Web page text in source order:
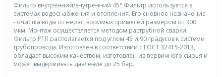
Фильтр внутренний/внутренний 45° Фильтр используется в
системах водоснабжения и отопления. Его сновное назначение
- очистка воды от нерастворимых примесей размером от 300
мкм. Монтаж осуществляется методом раструбной сварки.
Фильтр РТП располагается под углом 45 и 90 градусов к системе
трубопровода. Изготовлен в соответствии с ГОСТ 32415-2013,
обладает высоким качеством, изготовлен из первичного сырья и
может выдерживать давление до 25 бар.